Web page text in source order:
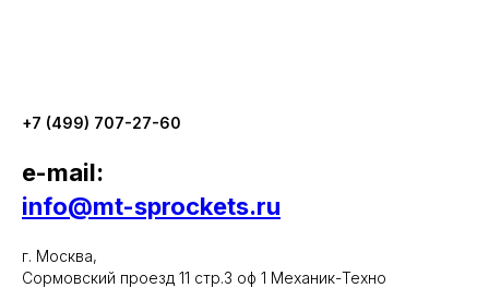
+7 (499) 707-27-60
e-mail:
info@mt-sprockets.ru
г. Москва,
Сормовский проезд 11 стр.3 оф 1 Механик-Техно